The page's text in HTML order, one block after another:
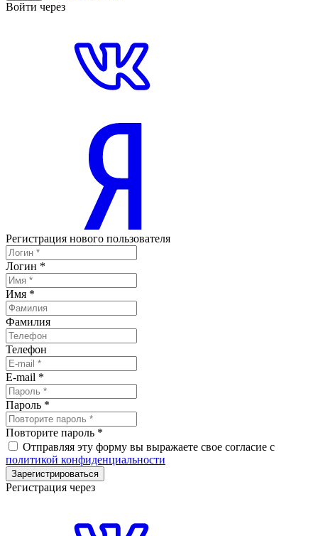
Войти через
Регистрация нового пользователя
Логин *
Имя *
Фамилия
Телефон
E-mail *
Пароль *
Повторите пароль *
Отправляя эту форму вы выражаете свое согласие с
политикой конфиденциальности
Зарегистрироваться
Регистрация через